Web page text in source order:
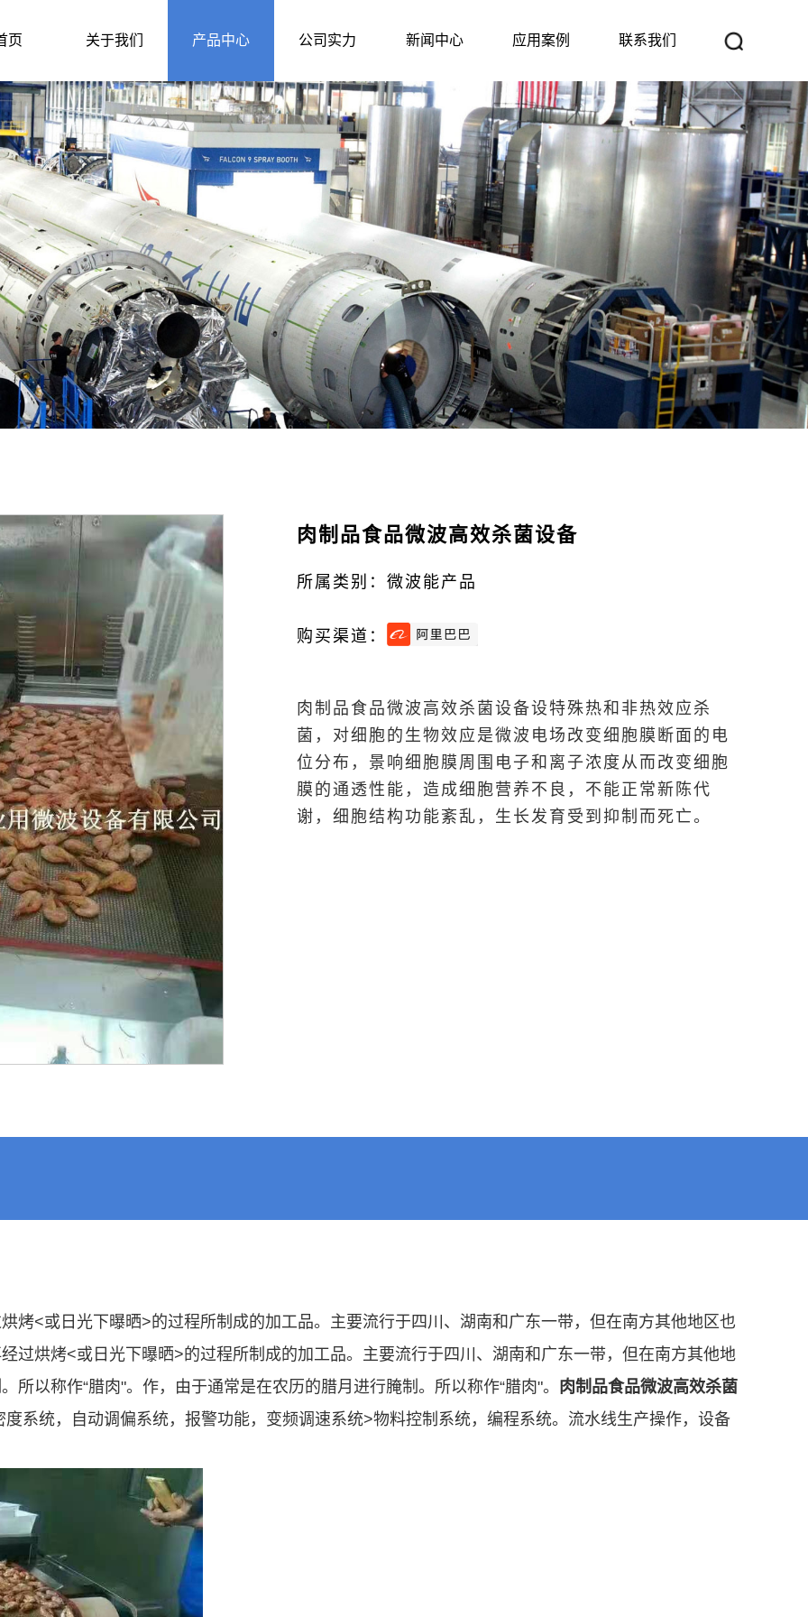
页 关于我们 产品中心 公司实力 新闻中心 应用案例 联系我们
肉制品食品微波高效杀菌设备
所属类别：微波能产品
购买渠道：
肉制品食品微波高效杀菌设备设特殊热和非热效应杀
菌，对细胞的生物效应是微波电场改变细胞膜断面的电
位分布，景响细胞膜周围电子和离子浓度从而改变细胞
膜的通透性能，造成细胞营养不良，不能正常新陈代
谢，细胞结构功能紊乱，生长发育受到抑制而死亡。
烤<或日光下曝晒>的过程所制成的加工品。主要流行于四川、湖南和广东一带，但在南方其他地区也
过烘烤<或日光下曝晒>的过程所制成的加工品。主要流行于四川、湖南和广东一带，但在南方其他地
以称作“腊肉"。作，由于通常是在农历的腊月进行腌制。所以称作“腊肉"。
肉制品食品微波高效杀菌
系统，自动调偏系统，报警功能，变频调速系统>物料控制系统，编程系统。流水线生产操作，设备